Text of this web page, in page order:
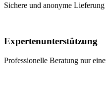
Sichere und anonyme
Expertenunterstützung
Professionelle Beratung nur